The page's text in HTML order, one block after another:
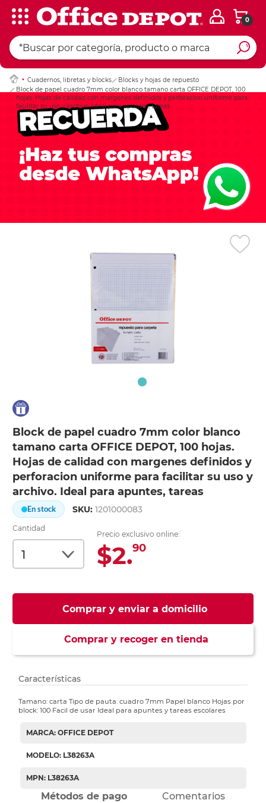
0
Cuadernos, libretas y blocks
Blocks y hojas de repuesto
Block de papel cuadro 7mm color blanco tamano carta OFFICE DEPOT, 100
hojas. Hojas de calidad con margenes definidos y perforacion uniforme para
facilitar su uso y archivo. Ideal para apuntes, tareas
Block de papel cuadro 7mm color blanco
tamano carta OFFICE DEPOT, 100 hojas.
Hojas de calidad con margenes definidos y
perforacion uniforme para facilitar su uso y
archivo. Ideal para apuntes, tareas
En stock SKU:1201000083
Cantidad
Precio exclusivo online:
$2.90
Comprar y enviar a domicilio
Comprar y recoger en tienda
Ingresar Codigo
Características
Tamano: carta Tipo de pauta: cuadro 7mm Papel blanco Hojas por
block: 100 Facil de usar Ideal para apuntes y tareas escolares
MARCA: OFFICE DEPOT
MODELO: L38263A
MPN: L38263A
Métodos de pago Comentarios